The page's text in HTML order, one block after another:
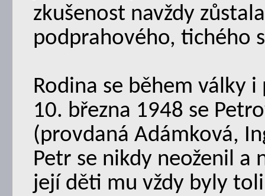
zkušenost navždy
podprahového, tichého
Rodina se během války
10. března 1948 se
(provdaná Adámková,
Petr se nikdy neoženil a
její děti mu vždy byly